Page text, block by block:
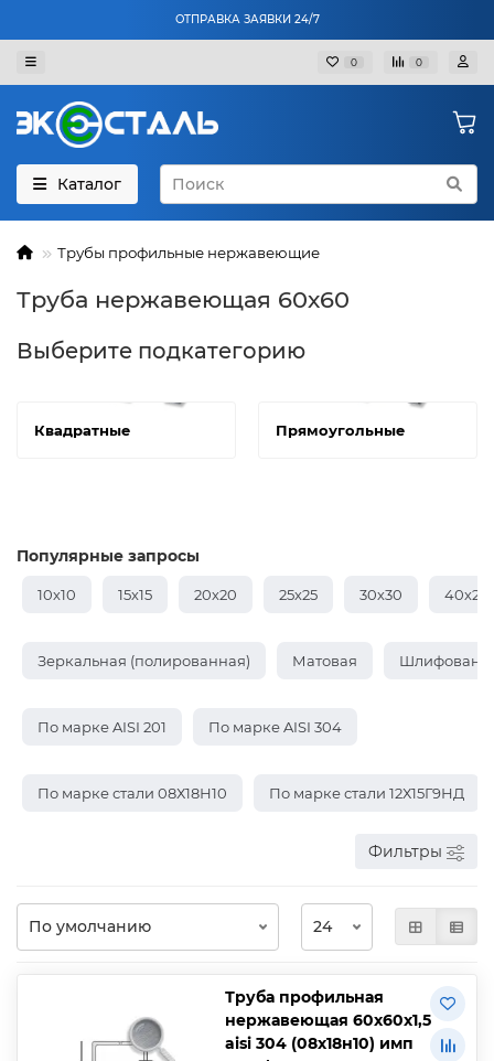
ОТПРАВКА ЗАЯВКИ 24/7
0 0
Каталог
Трубы профильные нержавеющие
Труба нержавеющая 60х60
Выберите подкатегорию
Квадратные Прямоугольные
Популярные запросы
10х10 15х15 20х20 25х25 30х30 40х20
Зеркальная (полированная) Матовая
По марке AISI 201 По марке AISI 304
По марке стали 08Х18Н10 По марке стали 12Х15Г9НД
Фильтры
Труба профильная
нержавеющая 60х60х1,5
aisi 304 (08х18н10) имп